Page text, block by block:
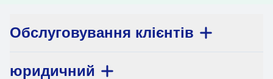
Обслуговування клієнтів
юридичний